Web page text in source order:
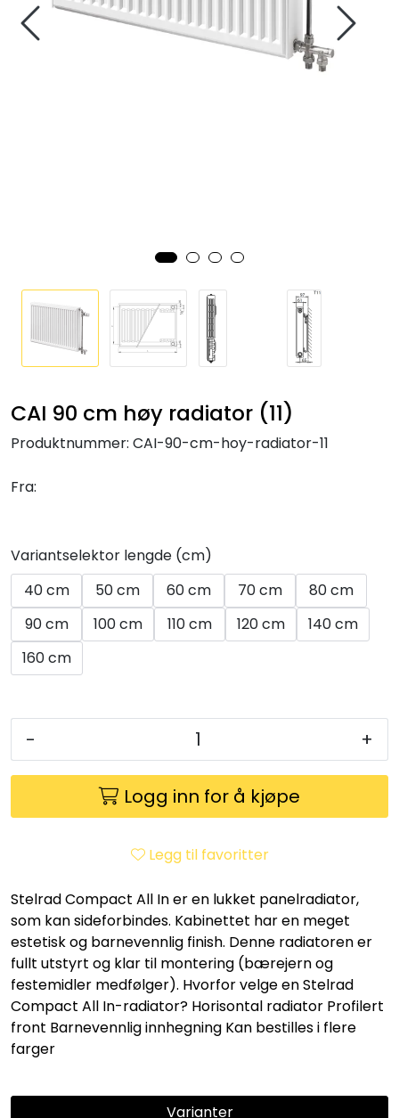
CAI 90 cm høy radiator (11)
Produktnummer: CAI-90-cm-hoy-radiator-11
Fra:
Variantselektor lengde (cm)
40 cm
50 cm 60 cm 70 cm
80 cm
90 cm
100 cm 110 cm 120 cm
140 cm
160 cm
- +
Logg inn for å kjøpe
Legg til favoritter
Stelrad Compact All In er en lukket panelradiator,
som kan sideforbindes. Kabinettet har en meget
estetisk og barnevennlig finish. Denne radiatoren er
fullt utstyrt og klar til montering (bærejern og
festemidler medfølger). Hvorfor velge en Stelrad
Compact All In-radiator? Horisontal radiator Profilert
front Barnevennlig innhegning Kan bestilles i flere
farger
Varianter
Klemringskoblinger
Watersafe
Elektrokjeler
Utleieverktøy
Målere
Skap
Viftekonvektorer
Vannprøver
TA-SCOPE
Kontakt oss